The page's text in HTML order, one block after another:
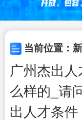
当前位置：
广州杰出
么样的_请
出人才条件